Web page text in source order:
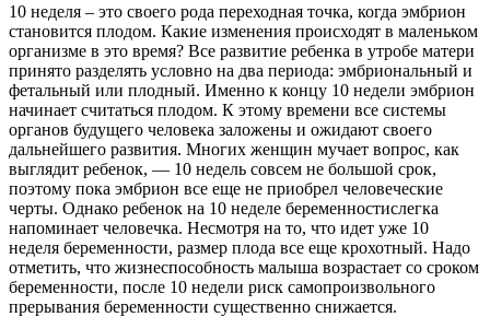
10 неделя – это своего рода переходная точка, когда эмбрион
становится плодом. Какие изменения происходят в маленьком
организме в это время? Все развитие ребенка в утробе матери
принято разделять условно на два периода: эмбриональный и
фетальный или плодный. Именно к концу 10 недели эмбрион
начинает считаться плодом. К этому времени все системы
органов будущего человека заложены и ожидают своего
дальнейшего развития. Многих женщин мучает вопрос, как
выглядит ребенок, — 10 недель совсем не большой срок,
поэтому пока эмбрион все еще не приобрел человеческие
черты. Однако ребенок на 10 неделе беременностислегка
напоминает человечка. Несмотря на то, что идет уже 10
неделя беременности, размер плода все еще крохотный. Надо
отметить, что жизнеспособность малыша возрастает со сроком
беременности, после 10 недели риск самопроизвольного
прерывания беременности существенно снижается.